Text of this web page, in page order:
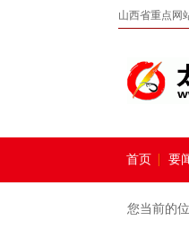
山西省重点网
首页 要
您当前的